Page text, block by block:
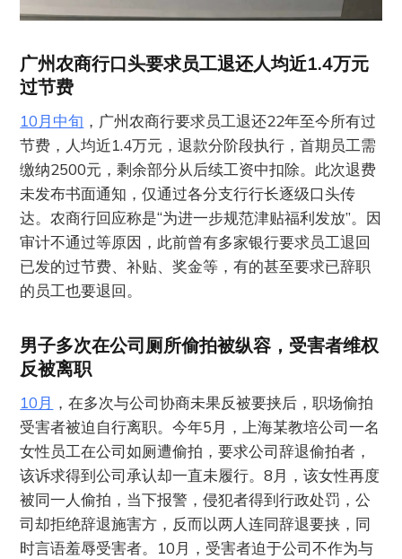
广州农商行口头要求员工退还人均近1.4万元
过节费
10月中旬 ，广州农商行要求员工退还22年至今所有过
节费，人均近1.4万元，退款分阶段执行，首期员工需
缴纳2500元，剩余部分从后续工资中扣除。此次退费
未发布书面通知，仅通过各分支行行长逐级口头传
达。农商行回应称是“为进一步规范津贴福利发放”。因
审计不通过等原因，此前曾有多家银行要求员工退回
已发的过节费、补贴、奖金等，有的甚至要求已辞职
的员工也要退回。
男子多次在公司厕所偷拍被纵容，受害者维权
反被离职
10月 ，在多次与公司协商未果反被要挟后，职场偷拍
受害者被迫自行离职。今年5月，上海某教培公司一名
女性员工在公司如厕遭偷拍，要求公司辞退偷拍者，
该诉求得到公司承认却一直未履行。8月，该女性再度
被同一人偷拍，当下报警，侵犯者得到行政处罚，公
司却拒绝辞退施害方，反而以两人连同辞退要挟，同
时言语羞辱受害者。10月，受害者迫于公司不作为与